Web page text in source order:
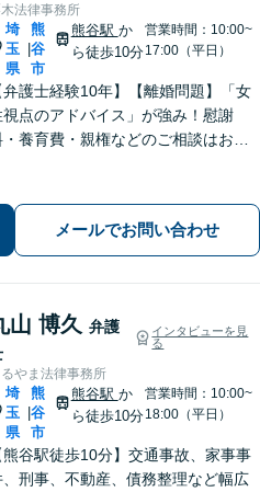
法律事務所
埼
玉
県
|
熊
谷
市
熊谷駅 か
ら徒歩10分
営業時間：10:00~
17:00（平日）
弁護士経験10年】【離婚問題】「女
視点のアドバイス」が強み！慰謝
養育費・親権などのご相談はお任
す。その他、交通事故、借金・債務
理にも対応。メールでお問い合わせ
山 博久 弁護
インタビューを見
る
るやま法律事務所
埼
玉
県
|
熊
谷
市
熊谷駅 か
ら徒歩10分
営業時間：10:00~
18:00（平日）
熊谷駅徒歩10分】交通事故、家事事
、刑事、不動産、債務整理など幅広